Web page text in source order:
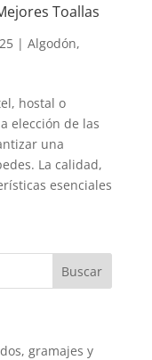
Toallas
| Algodón,
hostal o
elección de las
una
La calidad,
esenciales
gramajes y